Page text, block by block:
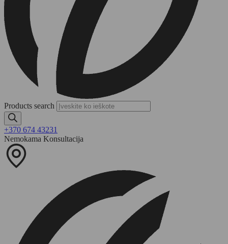
Products search
+370 674 43231
Nemokama Konsultacija